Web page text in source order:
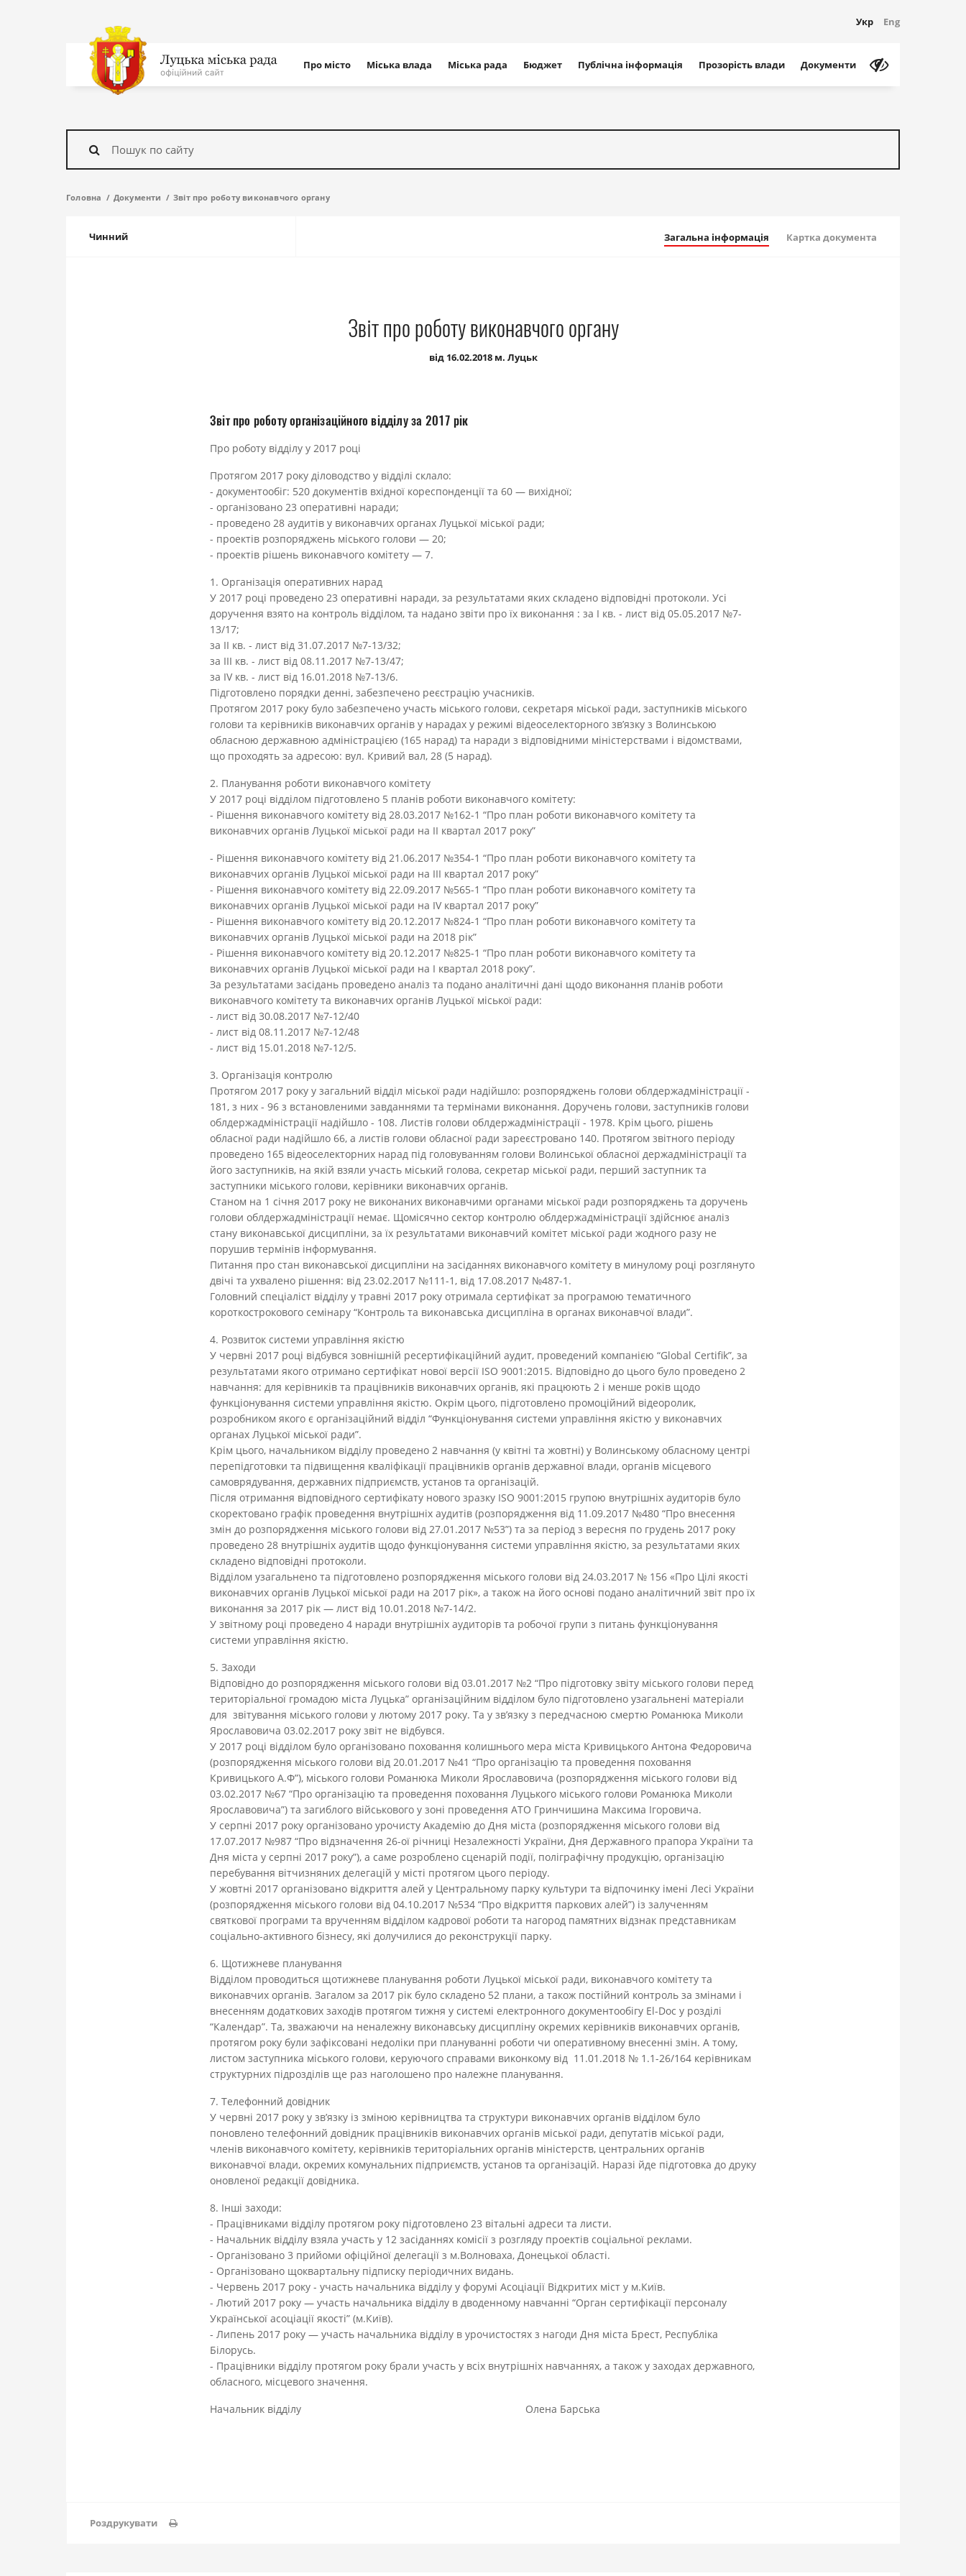
Укр Eng
На
головну
сайту
Про місто Міська влада Міська рада Бюджет Публічна інформація Прозорість влади Документи
Знайти
Головна Документи Звіт про роботу виконавчого органу
Чинний Загальна інформація Картка документа
Звіт про роботу виконавчого органу
від 16.02.2018 м. Луцьк
Звіт про роботу організаційного відділу за 2017 рік
Про роботу відділу у 2017 році
Протягом 2017 року діловодство у відділі склало:
- документообіг: 520 документів вхідної кореспонденції та 60 — вихідної;
- організовано 23 оперативні наради;
- проведено 28 аудитів у виконавчих органах Луцької міської ради;
- проектів розпоряджень міського голови — 20;
- проектів рішень виконавчого комітету — 7.
1. Організація оперативних нарад
У 2017 році проведено 23 оперативні наради, за результатами яких складено відповідні протоколи. Усі
доручення взято на контроль відділом, та надано звіти про їх виконання : за І кв. - лист від 05.05.2017 №7-
13/17;
за ІІ кв. - лист від 31.07.2017 №7-13/32;
за ІІІ кв. - лист від 08.11.2017 №7-13/47;
за ІV кв. - лист від 16.01.2018 №7-13/6.
Підготовлено порядки денні, забезпечено реєстрацію учасників.
Протягом 2017 року було забезпечено участь міського голови, секретаря міської ради, заступників міського
голови та керівників виконавчих органів у нарадах у режимі відеоселекторного зв’язку з Волинською
обласною державною адміністрацією (165 нарад) та наради з відповідними міністерствами і відомствами,
що проходять за адресою: вул. Кривий вал, 28 (5 нарад).
2. Планування роботи виконавчого комітету
У 2017 році відділом підготовлено 5 планів роботи виконавчого комітету:
- Рішення виконавчого комітету від 28.03.2017 №162-1 “Про план роботи виконавчого комітету та
виконавчих органів Луцької міської ради на ІІ квартал 2017 року”
- Рішення виконавчого комітету від 21.06.2017 №354-1 “Про план роботи виконавчого комітету та
виконавчих органів Луцької міської ради на ІІІ квартал 2017 року”
- Рішення виконавчого комітету від 22.09.2017 №565-1 “Про план роботи виконавчого комітету та
виконавчих органів Луцької міської ради на ІV квартал 2017 року”
- Рішення виконавчого комітету від 20.12.2017 №824-1 “Про план роботи виконавчого комітету та
виконавчих органів Луцької міської ради на 2018 рік”
- Рішення виконавчого комітету від 20.12.2017 №825-1 “Про план роботи виконавчого комітету та
виконавчих органів Луцької міської ради на І квартал 2018 року”.
За результатами засідань проведено аналіз та подано аналітичні дані щодо виконання планів роботи
виконавчого комітету та виконавчих органів Луцької міської ради:
- лист від 30.08.2017 №7-12/40
- лист від 08.11.2017 №7-12/48
- лист від 15.01.2018 №7-12/5.
3. Організація контролю
Протягом 2017 року у загальний відділ міської ради надійшло: розпоряджень голови облдержадміністрації -
181, з них - 96 з встановленими завданнями та термінами виконання. Доручень голови, заступників голови
облдержадміністрації надійшло - 108. Листів голови облдержадміністрації - 1978. Крім цього, рішень
обласної ради надійшло 66, а листів голови обласної ради зареєстровано 140. Протягом звітного періоду
проведено 165 відеоселекторних нарад під головуванням голови Волинської обласної держадміністрації та
його заступників, на якій взяли участь міський голова, секретар міської ради, перший заступник та
заступники міського голови, керівники виконавчих органів.
Станом на 1 січня 2017 року не виконаних виконавчими органами міської ради розпоряджень та доручень
голови облдержадміністрації немає. Щомісячно сектор контролю облдержадміністрації здійснює аналіз
стану виконавської дисципліни, за їх результатами виконавчий комітет міської ради жодного разу не
порушив термінів інформування.
Питання про стан виконавської дисципліни на засіданнях виконавчого комітету в минулому році розглянуто
двічі та ухвалено рішення: від 23.02.2017 №111-1, від 17.08.2017 №487-1.
Головний спеціаліст відділу у травні 2017 року отримала сертифікат за програмою тематичного
короткострокового семінару “Контроль та виконавська дисципліна в органах виконавчої влади”.
4. Розвиток системи управління якістю
У червні 2017 році відбувся зовнішній ресертифікаційний аудит, проведений компанією “Global Certifik”, за
результатами якого отримано сертифікат нової версії ISO 9001:2015. Відповідно до цього було проведено 2
навчання: для керівників та працівників виконавчих органів, які працюють 2 і менше років щодо
функціонування системи управління якістю. Окрім цього, підготовлено промоційний відеоролик,
розробником якого є організаційний відділ “Функціонування системи управління якістю у виконавчих
органах Луцької міської ради”.
Крім цього, начальником відділу проведено 2 навчання (у квітні та жовтні) у Волинському обласному центрі
перепідготовки та підвищення кваліфікації працівників органів державної влади, органів місцевого
самоврядування, державних підприємств, установ та організацій.
Після отримання відповідного сертифікату нового зразку ISO 9001:2015 групою внутрішніх аудиторів було
скоректовано графік проведення внутрішніх аудитів (розпорядження від 11.09.2017 №480 “Про внесення
змін до розпорядження міського голови від 27.01.2017 №53”) та за період з вересня по грудень 2017 року
проведено 28 внутрішніх аудитів щодо функціонування системи управління якістю, за результатами яких
складено відповідні протоколи.
Відділом узагальнено та підготовлено розпорядження міського голови від 24.03.2017 № 156 «Про Цілі якості
виконавчих органів Луцької міської ради на 2017 рік», а також на його основі подано аналітичний звіт про їх
виконання за 2017 рік — лист від 10.01.2018 №7-14/2.
У звітному році проведено 4 наради внутрішніх аудиторів та робочої групи з питань функціонування
системи управління якістю.
5. Заходи
Відповідно до розпорядження міського голови від 03.01.2017 №2 “Про підготовку звіту міського голови перед
територіальної громадою міста Луцька” організаційним відділом було підготовлено узагальнені матеріали
для звітування міського голови у лютому 2017 року. Та у зв’язку з передчасною смертю Романюка Миколи
Ярославовича 03.02.2017 року звіт не відбувся.
У 2017 році відділом було організовано поховання колишнього мера міста Кривицького Антона Федоровича
(розпорядження міського голови від 20.01.2017 №41 “Про організацію та проведення поховання
Кривицького А.Ф”), міського голови Романюка Миколи Ярославовича (розпорядження міського голови від
03.02.2017 №67 “Про організацію та проведення поховання Луцького міського голови Романюка Миколи
Ярославовича”) та загиблого військового у зоні проведення АТО Гринчишина Максима Ігоровича.
У серпні 2017 року організовано урочисту Академію до Дня міста (розпорядження міського голови від
17.07.2017 №987 “Про відзначення 26-ої річниці Незалежності України, Дня Державного прапора України та
Дня міста у серпні 2017 року”), а саме розроблено сценарій події, поліграфічну продукцію, організацію
перебування вітчизняних делегацій у місті протягом цього періоду.
У жовтні 2017 організовано відкриття алей у Центральному парку культури та відпочинку імені Лесі України
(розпорядження міського голови від 04.10.2017 №534 “Про відкриття паркових алей”) із залученням
святкової програми та врученням відділом кадрової роботи та нагород памятних відзнак представникам
соціально-активного бізнесу, які долучилися до реконструкції парку.
6. Щотижневе планування
Відділом проводиться щотижневе планування роботи Луцької міської ради, виконавчого комітету та
виконавчих органів. Загалом за 2017 рік було складено 52 плани, а також постійний контроль за змінами і
внесенням додаткових заходів протягом тижня у системі електронного документообігу El-Doc у розділі
“Календар”. Та, зважаючи на неналежну виконавську дисципліну окремих керівників виконавчих органів,
протягом року були зафіксовані недоліки при плануванні роботи чи оперативному внесенні змін. А тому,
листом заступника міського голови, керуючого справами виконкому від 11.01.2018 № 1.1-26/164 керівникам
структурних підрозділів ще раз наголошено про належне планування.
7. Телефонний довідник
У червні 2017 року у зв’язку із зміною керівництва та структури виконавчих органів відділом було
поновлено телефонний довідник працівників виконавчих органів міської ради, депутатів міської ради,
членів виконавчого комітету, керівників територіальних органів міністерств, центральних органів
виконавчої влади, окремих комунальних підприємств, установ та організацій. Наразі йде підготовка до друку
оновленої редакції довідника.
8. Інші заходи:
- Працівниками відділу протягом року підготовлено 23 вітальні адреси та листи.
- Начальник відділу взяла участь у 12 засіданнях комісії з розгляду проектів соціальної реклами.
- Організовано 3 прийоми офіційної делегації з м.Волноваха, Донецької області.
- Організовано щоквартальну підписку періодичних видань.
- Червень 2017 року - участь начальника відділу у форумі Асоціації Відкритих міст у м.Київ.
- Лютий 2017 року — участь начальника відділу в дводенному навчанні “Орган сертифікації персоналу
Української асоціації якості” (м.Київ).
- Липень 2017 року — участь начальника відділу в урочистостях з нагоди Дня міста Брест, Республіка
Білорусь.
- Працівники відділу протягом року брали участь у всіх внутрішніх навчаннях, а також у заходах державного,
обласного, місцевого значення.
Начальник відділу Олена Барська
Роздрукувати